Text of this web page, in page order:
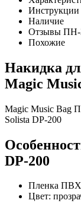
Инструкции
Наличие
Отзывы ПН-
Похожие
Накидка
Magic
Magic Music Bag
Solista DP-200
DP-200
Пленка ПВХ
Цвет: